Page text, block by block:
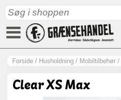
Forside / Husholdning / Mobiltilbehør /
Clear XS Max